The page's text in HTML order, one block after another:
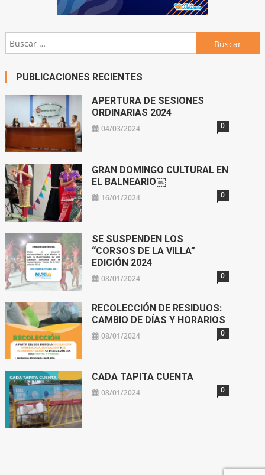
Buscar:
PUBLICACIONES RECIENTES
APERTURA DE SESIONES
ORDINARIAS 2024
04/03/2024 0
GRAN DOMINGO CULTURAL EN
EL BALNEARIO￼
16/01/2024 0
SE SUSPENDEN LOS
“CORSOS DE LA VILLA”
EDICIÓN 2024
08/01/2024 0
RECOLECCIÓN DE RESIDUOS:
CAMBIO DE DÍAS Y HORARIOS
08/01/2024 0
CADA TAPITA CUENTA
08/01/2024 0